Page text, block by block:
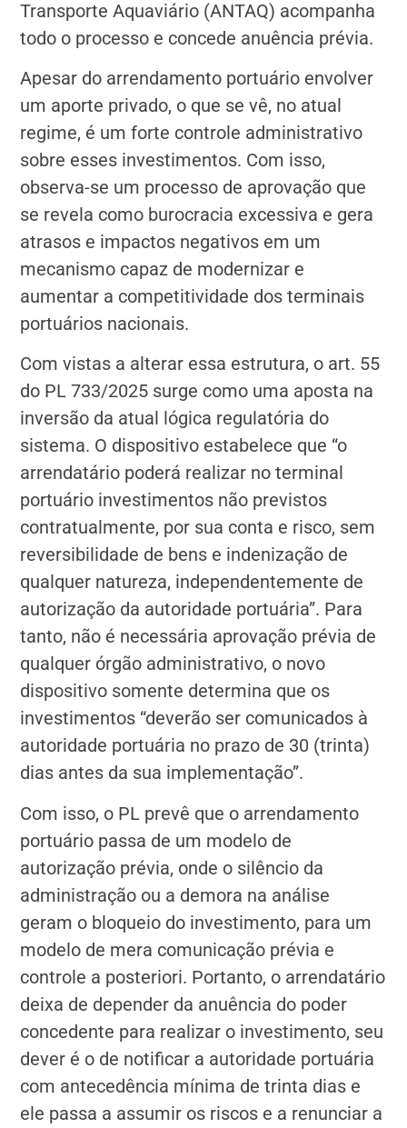
Transporte Aquaviário (ANTAQ) acompanha
todo o processo e concede anuência prévia.
Apesar do arrendamento portuário envolver
um aporte privado, o que se vê, no atual
regime, é um forte controle administrativo
sobre esses investimentos. Com isso,
observa-se um processo de aprovação que
se revela como burocracia excessiva e gera
atrasos e impactos negativos em um
mecanismo capaz de modernizar e
aumentar a competitividade dos terminais
portuários nacionais.
Com vistas a alterar essa estrutura, o art. 55
do PL 733/2025 surge como uma aposta na
inversão da atual lógica regulatória do
sistema. O dispositivo estabelece que “o
arrendatário poderá realizar no terminal
portuário investimentos não previstos
contratualmente, por sua conta e risco, sem
reversibilidade de bens e indenização de
qualquer natureza, independentemente de
autorização da autoridade portuária”. Para
tanto, não é necessária aprovação prévia de
qualquer órgão administrativo, o novo
dispositivo somente determina que os
investimentos “deverão ser comunicados à
autoridade portuária no prazo de 30 (trinta)
dias antes da sua implementação”.
Com isso, o PL prevê que o arrendamento
portuário passa de um modelo de
autorização prévia, onde o silêncio da
administração ou a demora na análise
geram o bloqueio do investimento, para um
modelo de mera comunicação prévia e
controle a posteriori. Portanto, o arrendatário
deixa de depender da anuência do poder
concedente para realizar o investimento, seu
dever é o de notificar a autoridade portuária
com antecedência mínima de trinta dias e
ele passa a assumir os riscos e a renunciar a